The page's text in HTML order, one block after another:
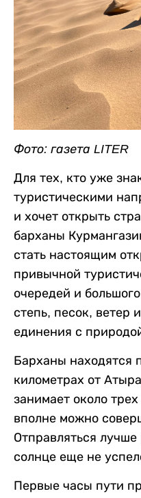
Фото: газета LITER
Для тех, кто уже
туристическими
и хочет открыть
барханы
стать настоящим
привычной
очередей и
степь, песок, ветер
единения с
Барханы находятся
километрах от
занимает около
вполне можно
Отправляться
солнце еще не
Первые часы пути